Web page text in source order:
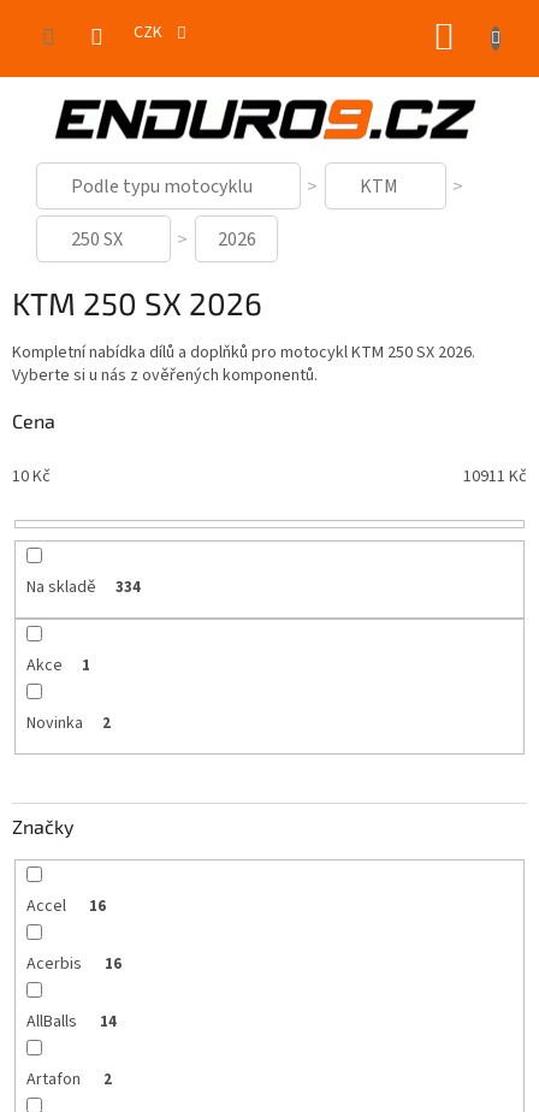
CZK
Podle typu motocyklu
KTM
250 SX
2026
KTM 250 SX 2026
Kompletní nabídka dílů a doplňků pro motocykl KTM 250 SX 2026.
Vyberte si u nás z ověřených komponentů.
Cena
10Kč 10911 Kč
Na skladě 334
Akce 1
Novinka 2
Značky
Accel 16
Acerbis 16
AllBalls 14
Artafon 2